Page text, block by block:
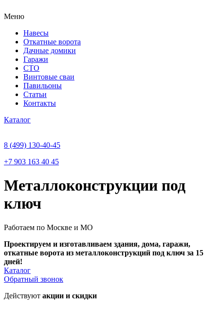
Меню
Навесы
Откатные ворота
Дачные домики
Гаражи
СТО
Винтовые сваи
Павильоны
Статьи
Контакты
Каталог
8 (499) 130-40-45
+7 903 163 40 45
Металлоконструкции под
ключ
Работаем по Москве и МО
Проектируем и изготавливаем здания, дома, гаражи,
откатные ворота из металлоконструкций под ключ за 15
дней!
Каталог
Обратный звонок
Действуют акции и скидки